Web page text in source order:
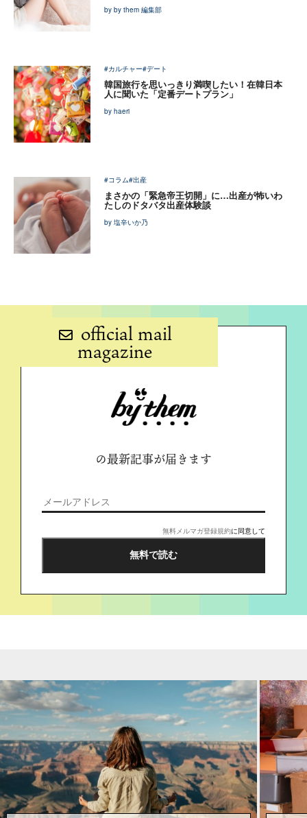
by by them 編集部
#カルチャー#デート
韓国旅行を思いっきり満喫したい！在韓日本
人に聞いた「定番デートプラン」
by haeri
#コラム#出産
まさかの「緊急帝王切開」に…出産が怖いわ
たしのドタバタ出産体験談
by 塩辛いか乃
official mail
magazine
の最新記事が届きます
無料メルマガ登録規約に同意して